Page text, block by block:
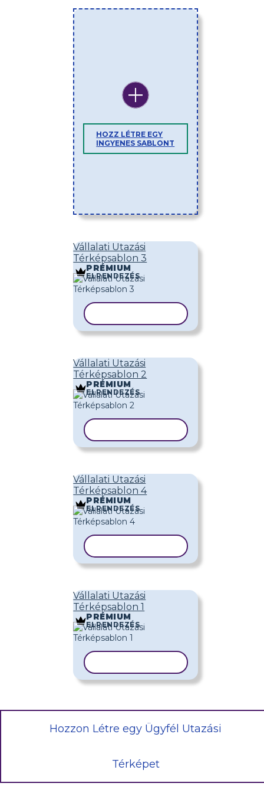
HOZZ LÉTRE EGY
INGYENES SABLONT
Vállalati Utazási
Térképsablon 3
PRÉMIUM
ELRENDEZÉS
Vállalati Utazási
Térképsablon 2
PRÉMIUM
ELRENDEZÉS
Vállalati Utazási
Térképsablon 4
PRÉMIUM
ELRENDEZÉS
Vállalati Utazási
Térképsablon 1
PRÉMIUM
ELRENDEZÉS
Hozzon Létre egy Ügyfél Utazási
Térképet